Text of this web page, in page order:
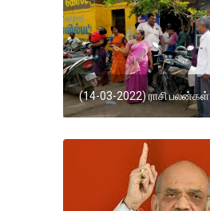
(14-03-2022) ராசி பலன்கள்